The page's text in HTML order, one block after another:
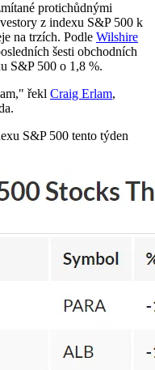
protichůdnými
z indexu S&P 500 k
na trzích. Podle Wilshire
šesti obchodních
S&P 500 o 1,8 %.
řekl Craig Erlam,
S&P 500 tento týden